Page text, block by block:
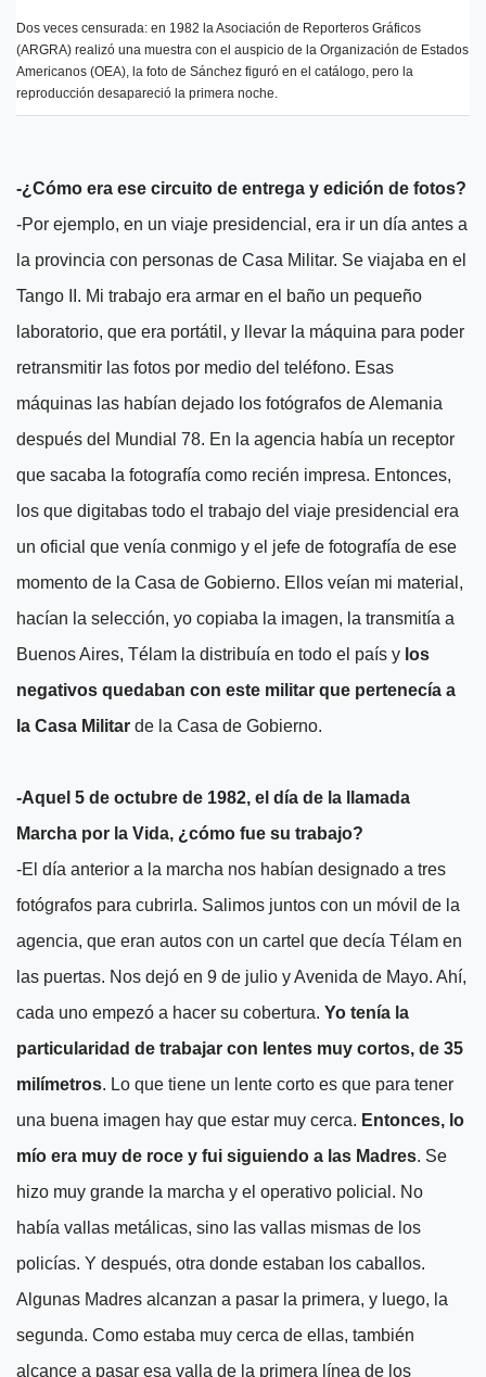
Dos veces censurada: en 1982 la Asociación de Reporteros Gráficos
(ARGRA) realizó una muestra con el auspicio de la Organización de Estados
Americanos (OEA), la foto de Sánchez figuró en el catálogo, pero la
reproducción desapareció la primera noche.
-¿Cómo era ese circuito de entrega y edición de fotos?
-Por ejemplo, en un viaje presidencial, era ir un día antes a
la provincia con personas de Casa Militar. Se viajaba en el
Tango II. Mi trabajo era armar en el baño un pequeño
laboratorio, que era portátil, y llevar la máquina para poder
retransmitir las fotos por medio del teléfono. Esas
máquinas las habían dejado los fotógrafos de Alemania
después del Mundial 78. En la agencia había un receptor
que sacaba la fotografía como recién impresa. Entonces,
los que digitabas todo el trabajo del viaje presidencial era
un oficial que venía conmigo y el jefe de fotografía de ese
momento de la Casa de Gobierno. Ellos veían mi material,
hacían la selección, yo copiaba la imagen, la transmitía a
Buenos Aires, Télam la distribuía en todo el país y los
negativos quedaban con este militar que pertenecía a
la Casa Militar de la Casa de Gobierno.
-Aquel 5 de octubre de 1982, el día de la llamada
Marcha por la Vida, ¿cómo fue su trabajo?
-El día anterior a la marcha nos habían designado a tres
fotógrafos para cubrirla. Salimos juntos con un móvil de la
agencia, que eran autos con un cartel que decía Télam en
las puertas. Nos dejó en 9 de julio y Avenida de Mayo. Ahí,
cada uno empezó a hacer su cobertura. Yo tenía la
particularidad de trabajar con lentes muy cortos, de 35
milímetros. Lo que tiene un lente corto es que para tener
una buena imagen hay que estar muy cerca. Entonces, lo
mío era muy de roce y fui siguiendo a las Madres. Se
hizo muy grande la marcha y el operativo policial. No
había vallas metálicas, sino las vallas mismas de los
policías. Y después, otra donde estaban los caballos.
Algunas Madres alcanzan a pasar la primera, y luego, la
segunda. Como estaba muy cerca de ellas, también
alcance a pasar esa valla de la primera línea de los